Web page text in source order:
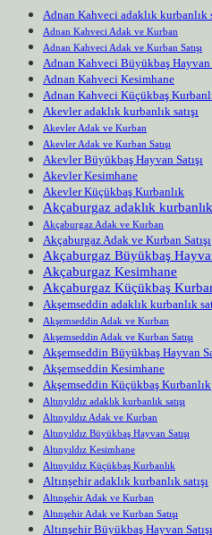
Adnan Kahveci adaklık kurbanlık
Adnan Kahveci Adak ve Kurban
Adnan Kahveci Adak ve Kurban Satışı
Adnan Kahveci Büyükbaş Hayvan
Adnan Kahveci Kesimhane
Adnan Kahveci Küçükbaş
Akevler adaklık kurbanlık satışı
Akevler Adak ve Kurban
Akevler Adak ve Kurban Satışı
Akevler Büyükbaş Hayvan Satışı
Akevler Kesimhane
Akevler Küçükbaş Kurbanlık
Akçaburgaz adaklık kurbanlık
Akçaburgaz Adak ve Kurban
Akçaburgaz Adak ve Kurban Satışı
Akçaburgaz Büyükbaş
Akçaburgaz Kesimhane
Akçaburgaz Küçükbaş
Akşemseddin adaklık kurbanlık
Akşemseddin Adak ve Kurban
Akşemseddin Adak ve Kurban Satışı
Akşemseddin Büyükbaş Hayvan
Akşemseddin Kesimhane
Akşemseddin Küçükbaş Kurbanlık
Altınyıldız adaklık kurbanlık satışı
Altınyıldız Adak ve Kurban
Altınyıldız Büyükbaş Hayvan Satışı
Altınyıldız Kesimhane
Altınyıldız Küçükbaş Kurbanlık
Altınşehir adaklık kurbanlık satışı
Altınşehir Adak ve Kurban
Altınşehir Adak ve Kurban Satışı
Altınşehir Büyükbaş Hayvan Satışı